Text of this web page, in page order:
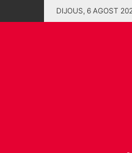
DIJOUS, 6 AGOST